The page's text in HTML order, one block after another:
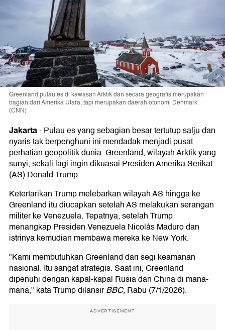
Greenland pulau es di kawasan Arktik dan secara geografis merupakan
bagian dari Amerika Utara, tapi merupakan daerah otonomi Denmark.
(CNN)
Jakarta-Pulau es yang sebagian besar tertutup salju dan
nyaris tak berpenghuni ini mendadak menjadi pusat
perhatian geopolitik dunia. Greenland, wilayah Arktik yang
sunyi, sekali lagi ingin dikuasai Presiden Amerika Serikat
(AS) Donald Trump.
Ketertarikan Trump melebarkan wilayah AS hingga ke
Greenland itu diucapkan setelah AS melakukan serangan
militer ke Venezuela. Tepatnya, setelah Trump
menangkap Presiden Venezuela Nicolás Maduro dan
istrinya kemudian membawa mereka ke New York.
"Kami membutuhkan Greenland dari segi keamanan
nasional. Itu sangat strategis. Saat ini, Greenland
dipenuhi dengan kapal-kapal Rusia dan China di mana-
mana," kata Trump dilansirBBC,Rabu (7/1/2026).
ADVERTISEMENT